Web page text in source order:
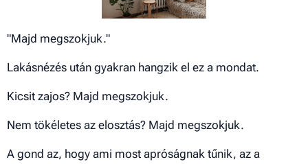
"Majd megszokjuk."
Lakásnézés után gyakran hangzik el ez a mondat.
Kicsit zajos? Majd megszokjuk.
Nem tökéletes az elosztás? Majd megszokjuk.
A gond az, hogy ami most apróságnak tűnik, az a